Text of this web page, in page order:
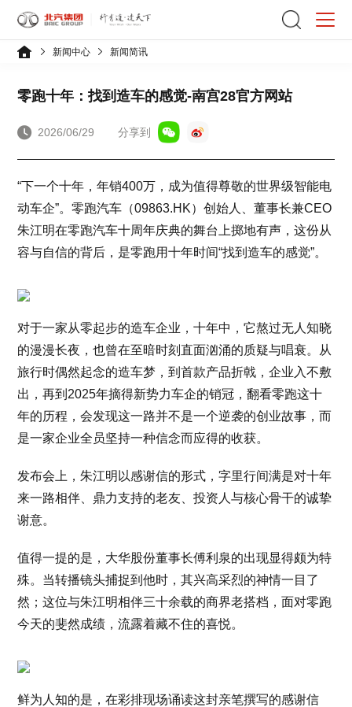
新闻中心 新闻简讯
零跑十年：找到造车的感觉-南宫28官方网站
2026/06/29 分享到
“下一个十年，年销400万，成为值得尊敬的世界级智能电
动车企”。零跑汽车（09863.HK）创始人、董事长兼CEO
朱江明在零跑汽车十周年庆典的舞台上掷地有声，这份从
容与自信的背后，是零跑用十年时间“找到造车的感觉”。
对于一家从零起步的造车企业，十年中，它熬过无人知晓
的漫漫长夜，也曾在至暗时刻直面汹涌的质疑与唱衰。从
旅行时偶然起念的造车梦，到首款产品折戟，企业入不敷
出，再到2025年摘得新势力车企的销冠，翻看零跑这十
年的历程，会发现这一路并不是一个逆袭的创业故事，而
是一家企业全员坚持一种信念而应得的收获。
发布会上，朱江明以感谢信的形式，字里行间满是对十年
来一路相伴、鼎力支持的老友、投资人与核心骨干的诚挚
谢意。
值得一提的是，大华股份董事长傅利泉的出现显得颇为特
殊。当转播镜头捕捉到他时，其兴高采烈的神情一目了
然；这位与朱江明相伴三十余载的商界老搭档，面对零跑
今天的斐然成绩，流露着藏不住的喜悦。
鲜为人知的是，在彩排现场诵读这封亲笔撰写的感谢信